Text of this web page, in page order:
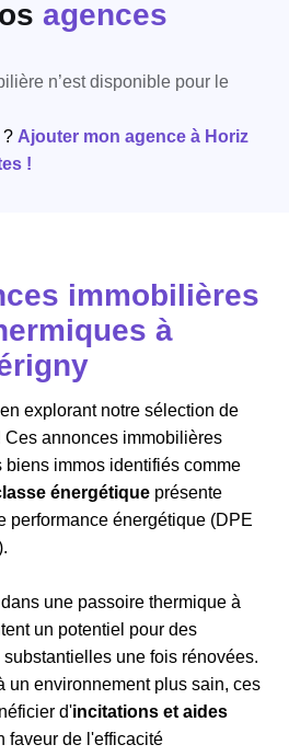
agences
n’est disponible pour le
? Ajouter mon agence à Horiz
!
immobilières
à
explorant notre sélection de
Ces annonces immobilières
biens immos identifiés comme
énergétique présente
performance énergétique (DPE
une passoire thermique à
un potentiel pour des
substantielles une fois rénovées.
un environnement plus sain, ces
d'incitations et aides
faveur de l'efficacité